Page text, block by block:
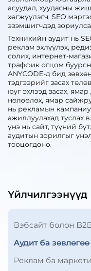
Үйлчилгээнүүд
Вэбсайт болон
Аудит ба зөвлөгөө
Реклам ба
асуудал, хуудасны
хөгжүүлэгч, SEO
эзэмшигчдэд
Техникийн аудит нь
реклам эхлүүлэх,
солих, интернет-
траффик огцом
ANYCODE-д бид
тэдгээрийг засах
юуг эхлээд засах,
нөлөөлөх, ямар
нь рекламын
ажиллуулахад туслах
үнэ нь сайт, түүний
аудитын зорилгыг
тооцогдоно.